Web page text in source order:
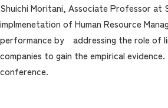
Shuichi Moritani, Associate Professor
implmenetation of Human Resource
performance by addressing the role of
companies to gain the empirical
conference.